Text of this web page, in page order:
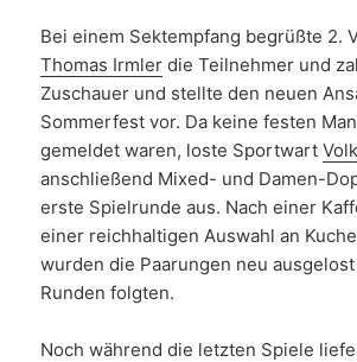
Bei einem Sektempfang begrüßte 2.
Thomas Irmler die Teilnehmer und
Zuschauer und stellte den neuen
Sommerfest vor. Da keine festen
gemeldet waren, loste Sportwart
anschließend Mixed- und Damen-
erste Spielrunde aus. Nach einer
einer reichhaltigen Auswahl an
wurden die Paarungen neu
Runden folgten.
Noch während die letzten Spiele